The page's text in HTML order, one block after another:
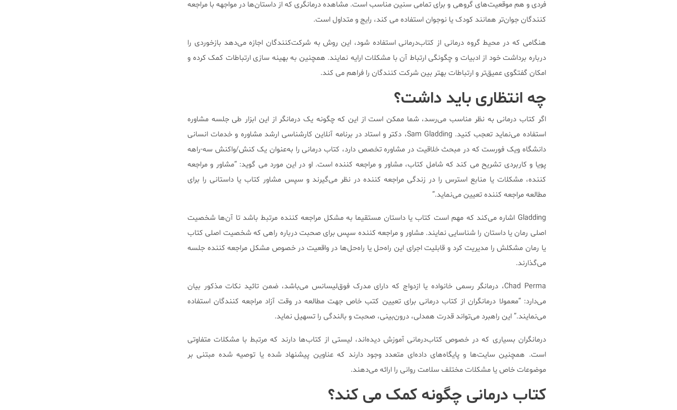
فردی و هم موقعیت‌های گروهی و برای تمامی سنین مناسب است. مشاهده درمانگری که از داستان‌ها در مواجهه با مراجعه
کنندگان جوان‌تر همانند کودک یا نوجوان استفاده می کند، رایج و متداول است.
هنگامی که در محیط گروه درمانی از کتاب‌درمانی استفاده شود، این روش به شرکت‌کنندگان اجازه می‌دهد بازخوردی را
درباره برداشت خود از ادبیات و چگونگی ارتباط آن با مشکلات ارایه نمایند. همچنین به بهینه سازی ارتباطات کمک کرده و
امکان گفتگوی عمیق‌تر و ارتباطات بهتر بین شرکت کنندگان را فراهم می کند.
چه انتظاری باید داشت؟
اگر کتاب درمانی به نظر مناسب می‌رسد، شما ممکن است از این که چگونه یک درمانگر از این ابزار طی جلسه مشاوره
استفاده می‌نماید تعجب کنید. Sam Gladding، دکتر و استاد در برنامه آنلاین کارشناسی ارشد مشاوره و خدمات انسانی
دانشگاه ویک فورست که در مبحث خلاقیت در مشاوره تخصص دارد، کتاب درمانی را به‌عنوان یک کنش/واکنش سه-راهه
پویا و کاربردی تشریح می کند که شامل کتاب، مشاور و مراجعه کننده است. او در این مورد می گوید: “مشاور و مراجعه
کننده، مشکلات یا منابع استرس را در زندگی مراجعه کننده در نظر می‌گیرند و سپس مشاور کتاب یا داستانی را برای
مطالعه مراجعه کننده تعیین می‌نماید.”
Gladding اشاره می‌کند که مهم است کتاب یا داستان مستقیما به مشکل مراجعه کننده مرتبط باشد تا آن‌ها شخصیت
اصلی رمان یا داستان را شناسایی نمایند. مشاور و مراجعه کننده سپس برای صحبت درباره راهی که شخصیت اصلی کتاب
یا رمان مشکلش را مدیریت کرد و قابلیت اجرای این راه‌حل یا راه‌حل‌ها در واقعیت در خصوص مشکل مراجعه کننده جلسه
می‌گذارند.
Chad Perma، درمانگر رسمی خانواده یا ازدواج که دارای مدرک فوق‌لیسانس می‌باشد، ضمن تائید نکات مذکور بیان
می‌دارد: “معمولا درمانگران از کتاب درمانی برای تعیین کتب خاص جهت مطالعه در وقت آزاد مراجعه کنندگان استفاده
می‌نمایند.” این راهبرد می‌تواند قدرت همدلی، درون‌بینی، صحبت و بالندگی را تسهیل نماید.
درمانگران بسیاری که در خصوص کتاب‌درمانی آموزش دیده‌اند، لیستی از کتاب‌ها دارند که مرتبط با مشکلات متفاوتی
است. همچنین سایت‌ها و پایگاه‌های داده‌ای متعدد وجود دارند که عناوین پیشنهاد شده یا توصیه شده‌ مبتنی بر
موضوعات خاص یا مشکلات مختلف سلامت روانی را ارائه می‌دهند.
کتاب درمانی چگونه کمک می کند؟